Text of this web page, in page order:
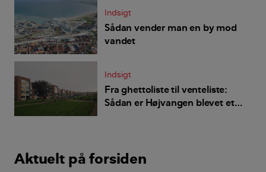
Indsigt
Sådan vender man en by mod
vandet
Indsigt
Fra ghettoliste til venteliste:
Sådan er Højvangen blevet et
Aktuelt på forsiden